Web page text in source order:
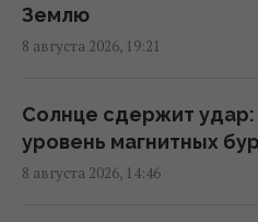
18:34 суббота, 08 августа 2026
викингов" для
17:38 суббота, 08 августа 2026
Землю
8 августа 2026, 19:21
Солнце сдержит удар:
уровень магнитных
8 августа 2026, 14:46